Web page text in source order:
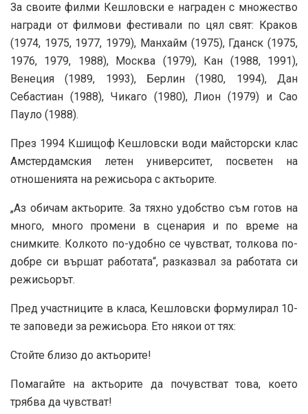
За своите филми Кешловски е награден с множество
награди от филмови фестивали по цял свят: Краков
(1974, 1975, 1977, 1979), Манхайм (1975), Гданск (1975,
1976, 1979, 1988), Москва (1979), Кан (1988, 1991),
Венеция (1989, 1993), Берлин (1980, 1994), Дан
Себастиан (1988), Чикаго (1980), Лион (1979) и Сао
Пауло (1988).
През 1994 Кшищоф Кешловски води майсторски клас
Амстердамския летен университет, посветен на
отношенията на режисьора с актьорите.
„Аз обичам актьорите. За тяхно удобство съм готов на
много, много промени в сценария и по време на
снимките. Колкото по-удобно се чувстват, толкова по-
добре си вършат работата“, разказвал за работата си
режисьорът.
Пред участниците в класа, Кешловски формулирал 10-
те заповеди за режисьора. Ето някои от тях:
Стойте близо до актьорите!
Помагайте на актьорите да почувстват това, което
трябва да чувстват!